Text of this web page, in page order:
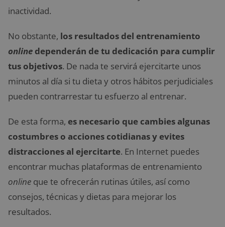
inactividad.
No obstante, los resultados del entrenamiento
online dependerán de tu dedicación para cumplir
tus objetivos. De nada te servirá ejercitarte unos
minutos al día si tu dieta y otros hábitos perjudiciales
pueden contrarrestar tu esfuerzo al entrenar.
De esta forma, es necesario que cambies algunas
costumbres o acciones cotidianas y evites
distracciones al ejercitarte. En Internet puedes
encontrar muchas plataformas de entrenamiento
online que te ofrecerán rutinas útiles, así como
consejos, técnicas y dietas para mejorar los
resultados.